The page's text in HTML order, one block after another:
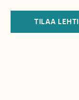
TILAA LEHTI